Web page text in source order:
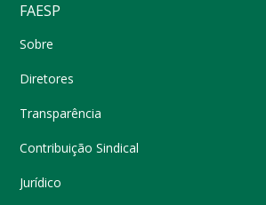
FAESP
Sobre
Diretores
Transparência
Contribuição Sindical
Jurídico